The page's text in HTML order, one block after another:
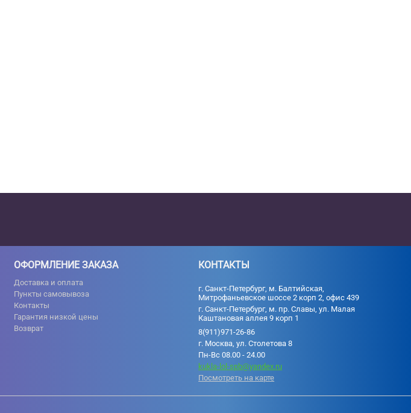
ОФОРМЛЕНИЕ ЗАКАЗА
Доставка и оплата
Пункты самовывоза
Контакты
Гарантия низкой цены
Возврат
КОНТАКТЫ
г. Санкт-Петербург, м. Балтийская,
Митрофаньевское шоссе 2 корп 2, офис 439
г. Санкт-Петербург, м. пр. Славы, ул. Малая
Каштановая аллея 9 корп 1
8(911)971-26-86
г. Москва, ул. Столетова 8
Пн-Вс 08.00 - 24.00
kukla-lol-spb@yandex.ru
Посмотреть на карте